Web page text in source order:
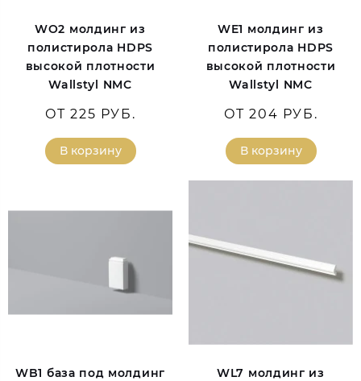
WO2 молдинг из
полистирола HDPS
высокой плотности
Wallstyl NMC
ОТ 225 РУБ.
В корзину
WE1 молдинг из
полистирола HDPS
высокой плотности
Wallstyl NMC
ОТ 204 РУБ.
В корзину
WB1 база под молдинг
WL7 молдинг из